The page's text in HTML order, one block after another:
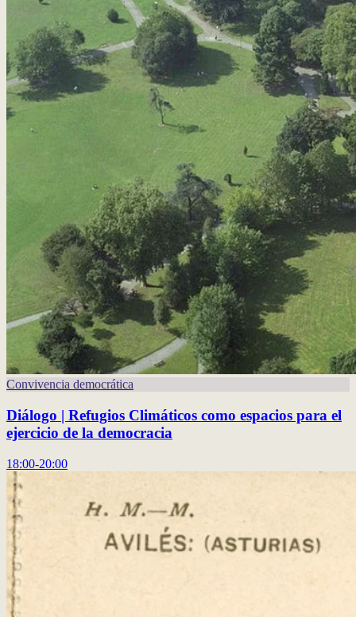
Convivencia democrática
Diálogo | Refugios Climáticos como espacios para el
ejercicio de la democracia
18:00-20:00